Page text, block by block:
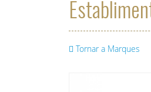
Tornar a Marques